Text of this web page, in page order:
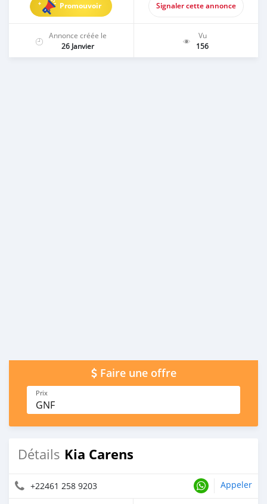
Promouvoir Signaler cette annonce
Annonce créée le
26 Janvier
Vu
156
Faire une offre
Prix
GNF
Détails Kia Carens
+22461 258 9203 Appeler